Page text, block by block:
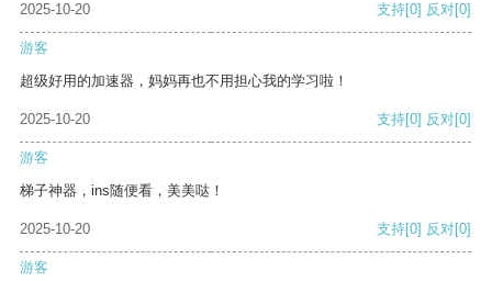
2025-10-20
支持[0] 反对[0]
游客
超级好用的加速器，妈妈再也不用担心我的学习啦！
2025-10-20 支持[0] 反对[0]
游客
梯子神器，ins随便看，美美哒！
2025-10-20 支持[0] 反对[0]
游客